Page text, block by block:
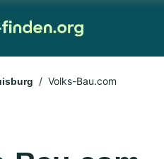
Volks-Bau.com